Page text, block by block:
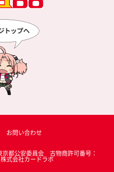
お問い合わせ
都公安委員会 古物商許可番号：
式会社カードラボ